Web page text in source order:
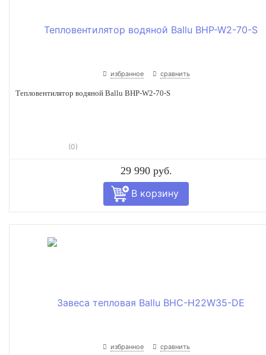
избранное сравнить
Тепловентилятор водяной Ballu BHP-W2-70-S
(0)
29 990 руб.
избранное сравнить